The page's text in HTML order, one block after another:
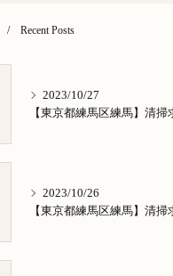
Recent Posts
2023/10/27
2023/10/26